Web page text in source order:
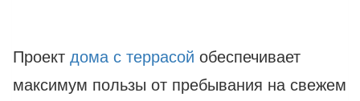
Проект дома с террасой обеспечивает
максимум пользы от пребывания на свежем